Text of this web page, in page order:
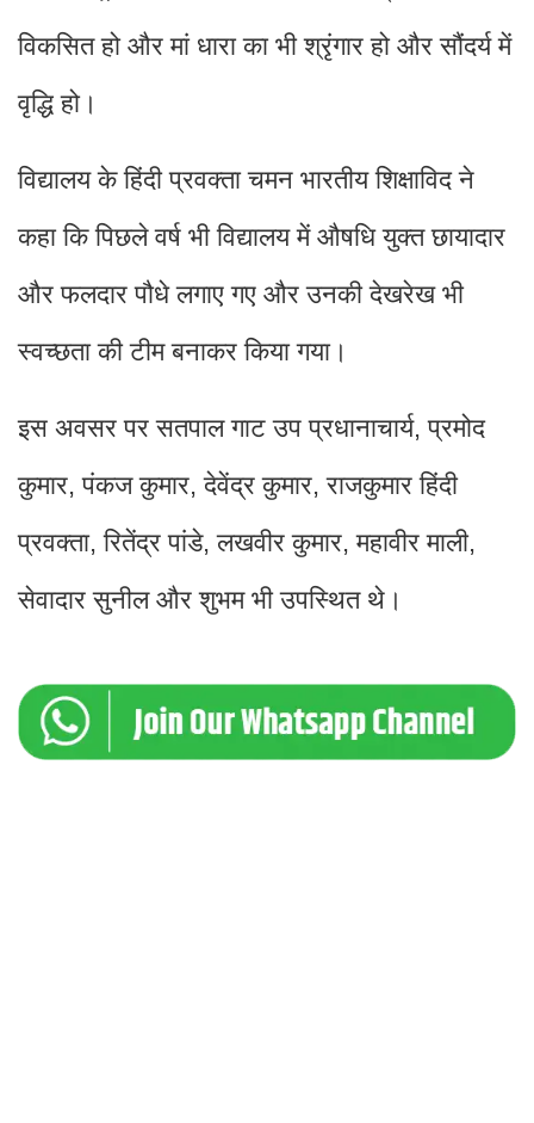
विकसित हो और मां धारा का भी श्रृंगार हो और सौंदर्य में
वृद्धि हो।
विद्यालय के हिंदी प्रवक्ता चमन भारतीय शिक्षाविद ने
कहा कि पिछले वर्ष भी विद्यालय में औषधि युक्त छायादार
और फलदार पौधे लगाए गए और उनकी देखरेख भी
स्वच्छता की टीम बनाकर किया गया।
इस अवसर पर सतपाल गाट उप प्रधानाचार्य,प्रमोद
कुमार,पंकज कुमार,देवेंद्र कुमार,राजकुमार हिंदी
प्रवक्ता,रितेंद्र पांडे,लखवीर कुमार,महावीर माली,
सेवादार सुनील और शुभम भी उपस्थित थे।